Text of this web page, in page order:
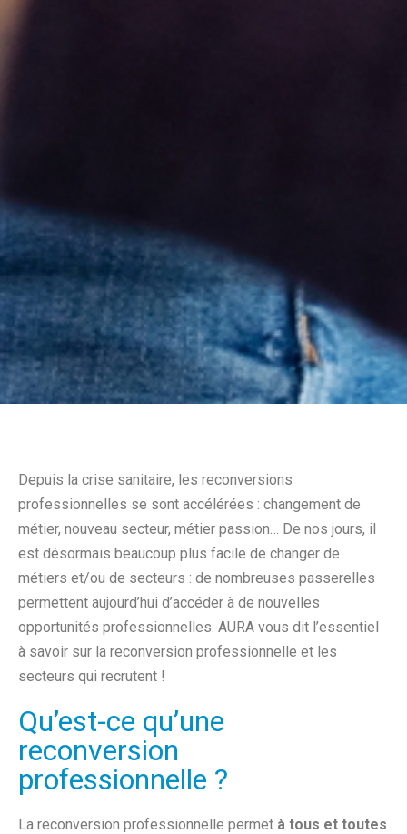
Depuis la crise sanitaire, les reconversions
professionnelles se sont accélérées : changement de
métier, nouveau secteur, métier passion… De nos jours, il
est désormais beaucoup plus facile de changer de
métiers et/ou de secteurs : de nombreuses passerelles
permettent aujourd’hui d’accéder à de nouvelles
opportunités professionnelles. AURA vous dit l’essentiel
à savoir sur la reconversion professionnelle et les
secteurs qui recrutent !
Qu’est-ce qu’une
reconversion
professionnelle ?
La reconversion professionnelle permet à tous et toutes